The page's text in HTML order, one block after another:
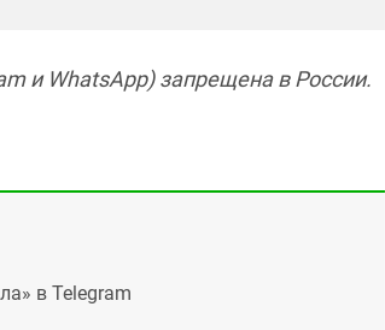
и WhatsApp) запрещена в России.
в Telegram